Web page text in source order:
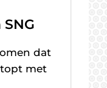
dat
met